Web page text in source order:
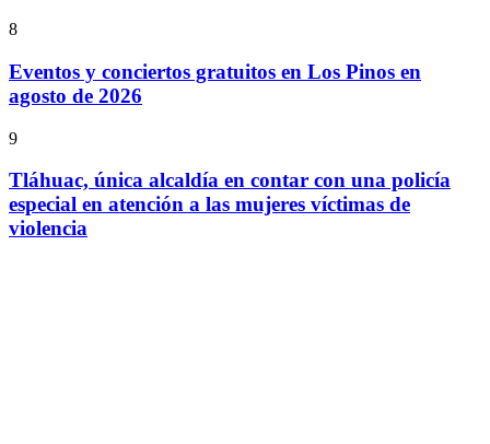
8
Eventos y conciertos gratuitos en Los Pinos en
agosto de 2026
9
Tláhuac, única alcaldía en contar con una policía
especial en atención a las mujeres víctimas de
violencia